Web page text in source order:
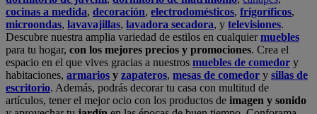
cocinas a medida, decoración, electrodomésticos, frigoríficos,
microondas, lavavajillas, lavadora secadora, y televisiones.
Descubre nuestra amplia variedad de estilos en cualquiermuebles
para tu hogar, con los mejores precios y promociones. Crea el
espacio en el que vives gracias a nuestros muebles de comedor y
habitaciones, armarios y zapateros, mesas de comedor y sillas de
escritorio. Además, podrás decorar tu casa con multitud de
artículos, tener el mejor ocio con los productos de imagen y sonido